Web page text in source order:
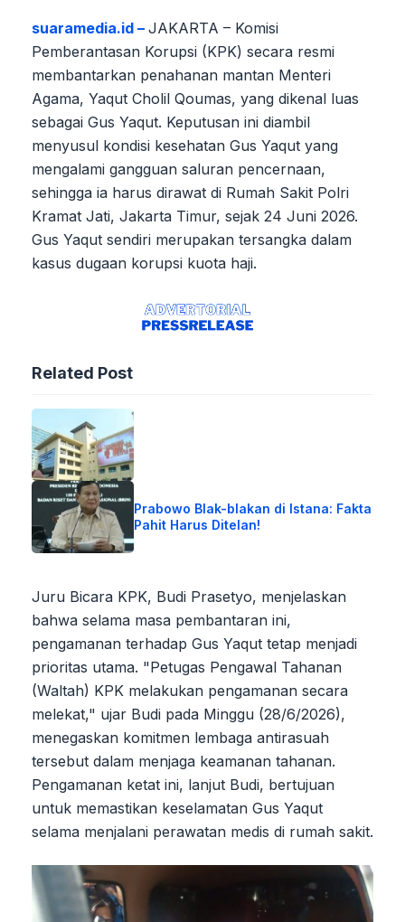
suaramedia.id – JAKARTA – Komisi
Pemberantasan Korupsi (KPK) secara resmi
membantarkan penahanan mantan Menteri
Agama, Yaqut Cholil Qoumas, yang dikenal luas
sebagai Gus Yaqut. Keputusan ini diambil
menyusul kondisi kesehatan Gus Yaqut yang
mengalami gangguan saluran pencernaan,
sehingga ia harus dirawat di Rumah Sakit Polri
Kramat Jati, Jakarta Timur, sejak 24 Juni 2026.
Gus Yaqut sendiri merupakan tersangka dalam
kasus dugaan korupsi kuota haji.
Related Post
Prabowo Blak-blakan di Istana: Fakta
Pahit Harus Ditelan!
Juru Bicara KPK, Budi Prasetyo, menjelaskan
bahwa selama masa pembantaran ini,
pengamanan terhadap Gus Yaqut tetap menjadi
prioritas utama. "Petugas Pengawal Tahanan
(Waltah) KPK melakukan pengamanan secara
melekat," ujar Budi pada Minggu (28/6/2026),
menegaskan komitmen lembaga antirasuah
tersebut dalam menjaga keamanan tahanan.
Pengamanan ketat ini, lanjut Budi, bertujuan
untuk memastikan keselamatan Gus Yaqut
selama menjalani perawatan medis di rumah sakit.